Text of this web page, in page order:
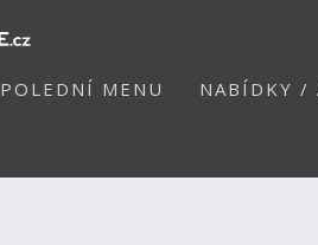
POLEDNÍ MENU NABÍDKY /